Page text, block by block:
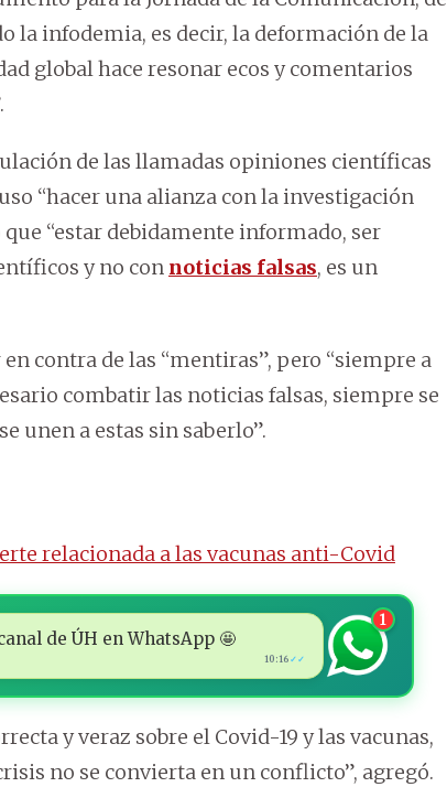
la infodemia, es decir, la deformación de la
global hace resonar ecos y comentarios
de las llamadas opiniones científicas
“hacer una alianza con la investigación
“estar debidamente informado, ser
y no con noticias falsas, es un
contra de las “mentiras”, pero “siempre a
combatir las noticias falsas, siempre se
unen a estas sin saberlo”.
relacionada a las vacunas anti-Covid
de ÚH en WhatsApp 🤩
10:16 ✓✓
1
y veraz sobre el Covid-19 y las vacunas,
no se convierta en un conflicto”, agregó.